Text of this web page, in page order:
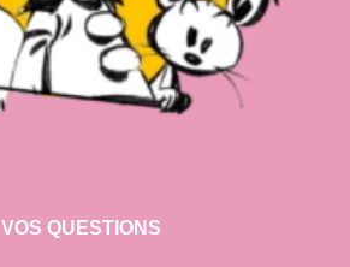
VOS QUESTIONS